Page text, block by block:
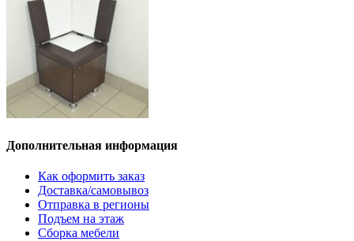
Дополнительная информация
Как оформить заказ
Доставка/самовывоз
Отправка в регионы
Подъем на этаж
Сборка мебели